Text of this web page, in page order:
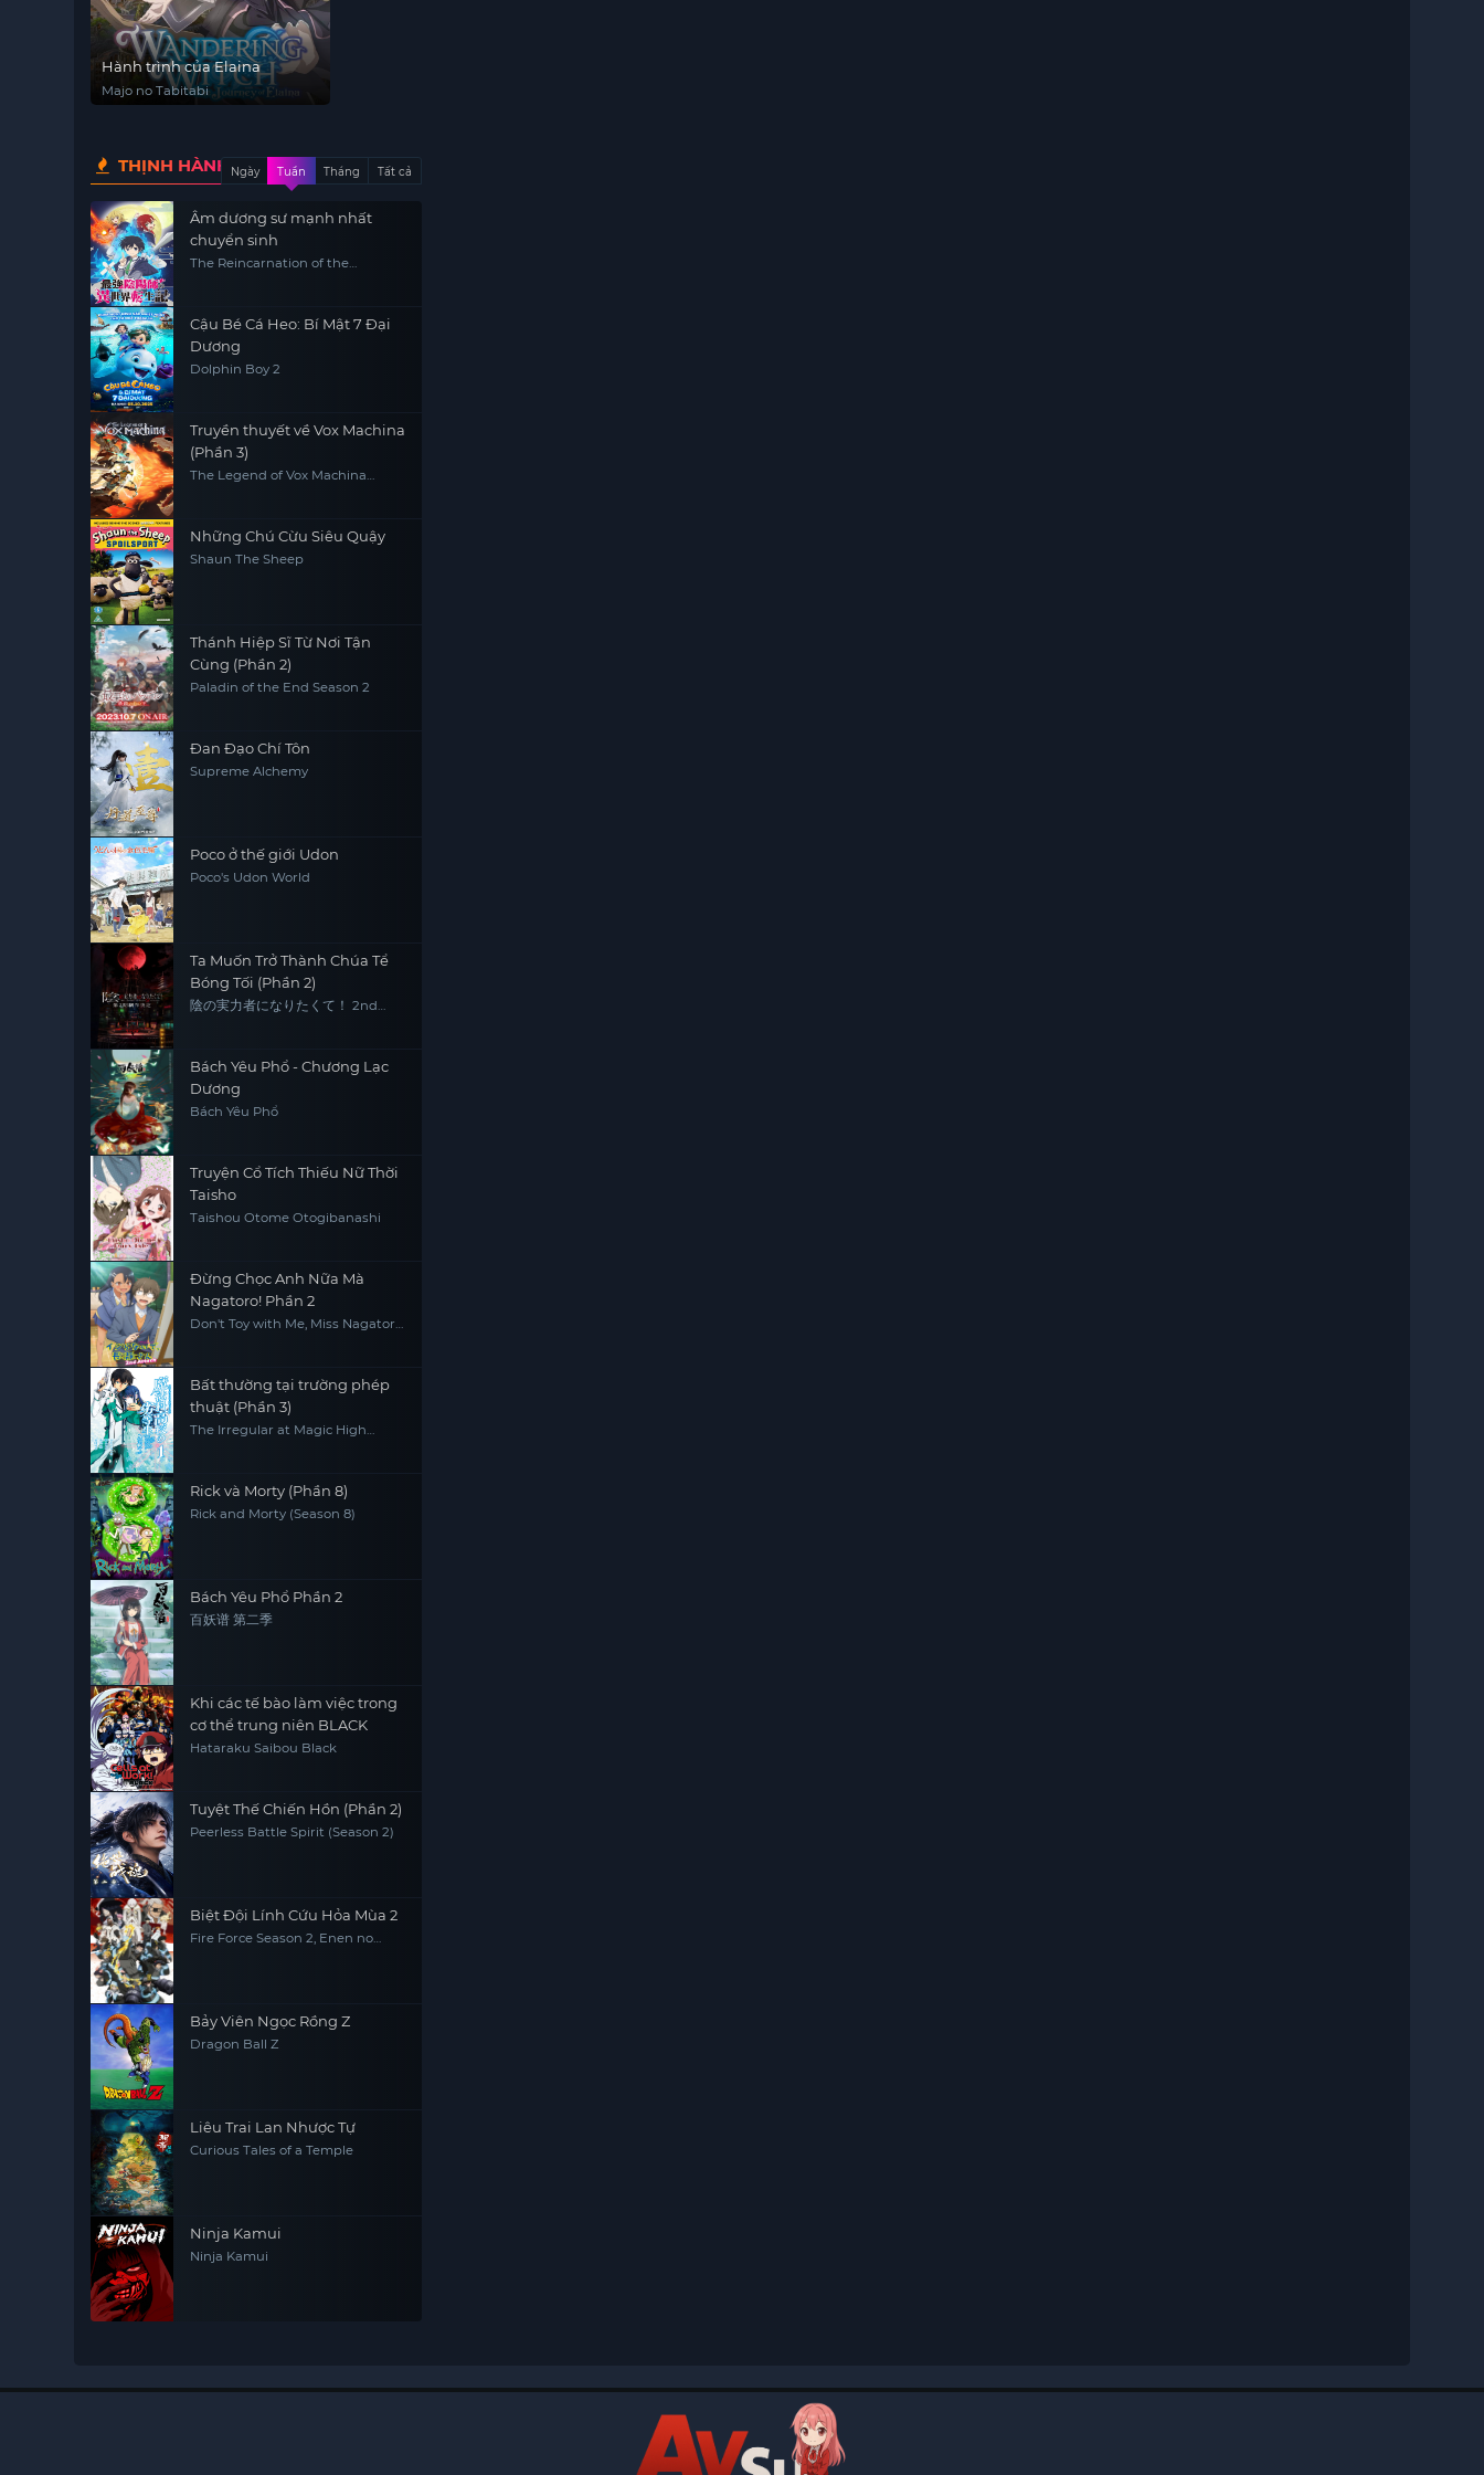
Hành trình của Elaina
Majo no Tabitabi
THỊNH HÀNHNgày Tuần Tháng Tất cả
Âm dương sư mạnh nhất
chuyển sinh
The Reincarnation of the
Cậu Bé Cá Heo: Bí Mật 7 Đại
Dương
Dolphin Boy 2
Truyền thuyết về Vox Machina
(Phần 3)
The Legend of Vox Machina
Những Chú Cừu Siêu Quậy
Shaun The Sheep
Thánh Hiệp Sĩ Từ Nơi Tận
Cùng (Phần 2)
Paladin of the End Season 2
Đan Đạo Chí Tôn
Supreme Alchemy
Poco ở thế giới Udon
Poco's Udon World
Ta Muốn Trở Thành Chúa Tể
Bóng Tối (Phần 2)
陰の実力者になりたくて！ 2nd
Bách Yêu Phổ - Chương Lạc
Dương
Bách Yêu Phổ
Truyện Cổ Tích Thiếu Nữ Thời
Taisho
Taishou Otome Otogibanashi
Đừng Chọc Anh Nữa Mà
Nagatoro! Phần 2
Don't Toy with Me, Miss Nagatoro
Bất thường tại trường phép
thuật (Phần 3)
The Irregular at Magic High
Rick và Morty (Phần 8)
Rick and Morty (Season 8)
Bách Yêu Phổ Phần 2
百妖谱 第二季
Khi các tế bào làm việc trong
cơ thể trung niên BLACK
Hataraku Saibou Black
Tuyệt Thế Chiến Hồn (Phần 2)
Peerless Battle Spirit (Season 2)
Biệt Đội Lính Cứu Hỏa Mùa 2
Fire Force Season 2, Enen no
Bảy Viên Ngọc Rồng Z
Dragon Ball Z
Liêu Trai Lan Nhược Tự
Curious Tales of a Temple
Ninja Kamui
Ninja Kamui